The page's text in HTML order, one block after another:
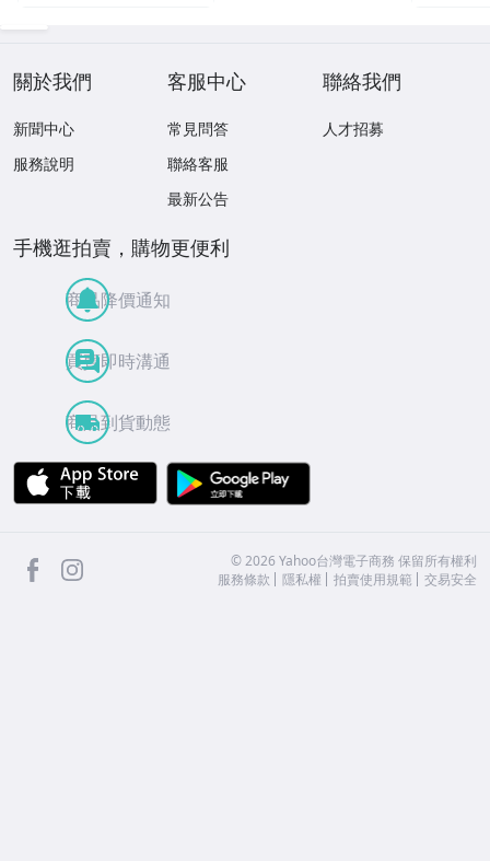
關於我們
新聞中心
服務說明
客服中心
常見問答
聯絡客服
最新公告
聯絡我們
人才招募
手機逛拍賣，購物更便利
商品降價通知
買賣即時溝通
商品到貨動態
APP Store
facebook ©2026 Yahoo台灣電子商務 保留所有權利
服務條款
隱私權 拍賣使用規範 交易安全